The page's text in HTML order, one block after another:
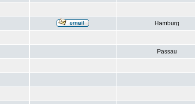
Hamburg
Passau